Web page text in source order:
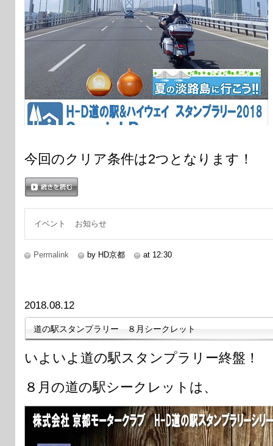
今回のクリア条件は2つとなります！
イベント お知らせ
Permalink by HD京都 at 12:30
2018.08.12
道の駅スタンプラリー ８月シークレット
いよいよ道の駅スタンプラリー終盤！
８月の道の駅シークレットは、